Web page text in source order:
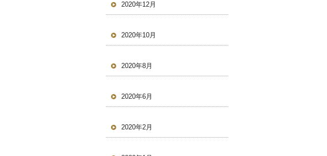
2020年12月
2020年10月
2020年8月
2020年6月
2020年2月